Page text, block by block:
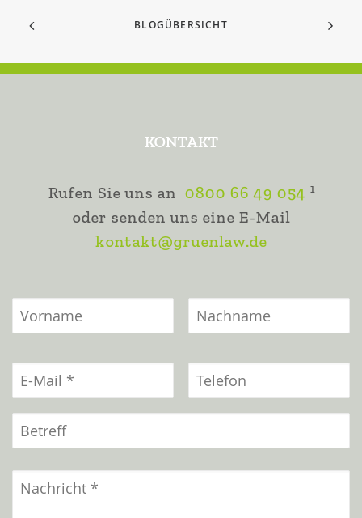
BLOGÜBERSICHT
KONTAKT
Rufen Sie uns an 0800 66 49 054 1
oder senden uns eine E-Mail
kontakt@gruenlaw.de